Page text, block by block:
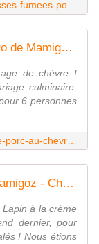
Rôti de Porc au chèvre au Petit Bistro de Mamigoz - Chez Mamigoz
de chèvre !
culminaire.
6 personnes
Lapin à la crème de Roquefort, de Mamigoz - Chez Mamigoz
à la crème
dernier, pour
! Nous étions